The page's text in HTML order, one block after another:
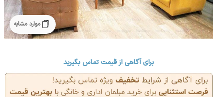
موارد مشابه
برای آگاهی از قیمت تماس بگیرید